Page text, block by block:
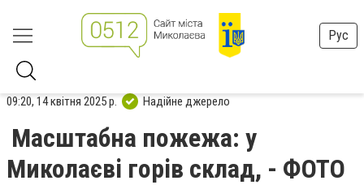
Рус
09:20, 14 квітня 2025 р. Надійне джерело
Масштабна пожежа: у
Миколаєві горів склад, - ФОТО